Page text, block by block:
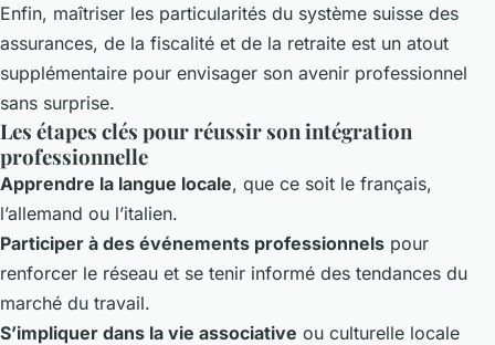
Enfin, maîtriser les particularités du système suisse des
assurances, de la fiscalité et de la retraite est un atout
supplémentaire pour envisager son avenir professionnel
sans surprise.
Les étapes clés pour réussir son intégration
professionnelle
Apprendre la langue locale, que ce soit le français,
l’allemand ou l’italien.
Participer à des événements professionnels pour
renforcer le réseau et se tenir informé des tendances du
marché du travail.
S’impliquer dans la vie associative ou culturelle locale